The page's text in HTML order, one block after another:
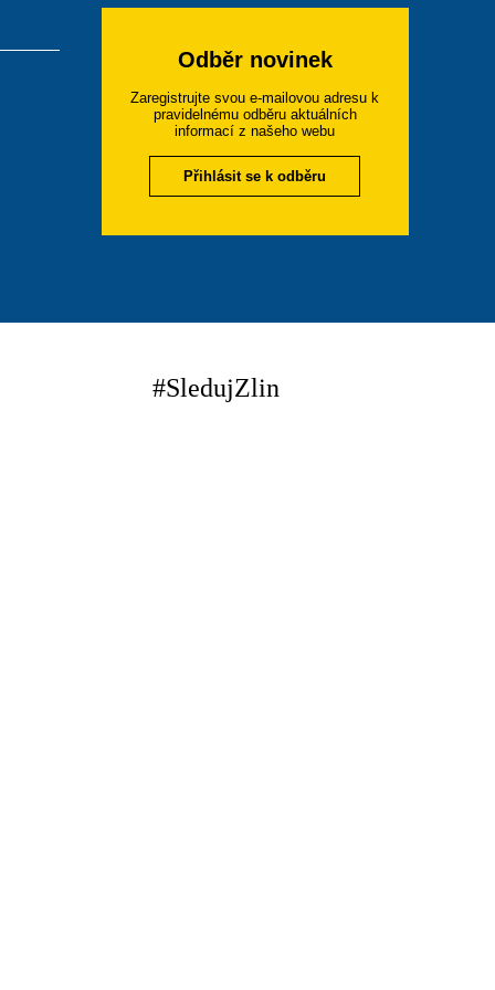
Odběr novinek
Zaregistrujte svou e-mailovou adresu k
pravidelnému odběru aktuálních
informací z našeho webu
Přihlásit se k odběru
#SledujZlin